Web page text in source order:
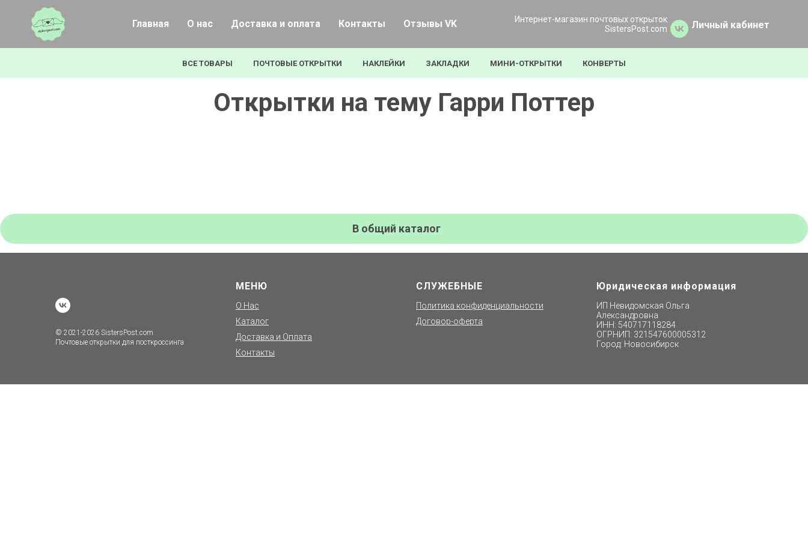
Главная О нас Доставка и оплата Контакты Отзывы VK
Интернет-магазин почтовых открыток
SistersPost.com
Личный кабинет
ВСЕ ТОВАРЫ ПОЧТОВЫЕ ОТКРЫТКИ НАКЛЕЙКИ ЗАКЛАДКИ МИНИ-ОТКРЫТКИ КОНВЕРТЫ
Открытки на тему Гарри Поттер
В общий каталог
© 2021-2026 SistersPost.com
Почтовые открытки для посткроссинга
МЕНЮ
О Нас
Каталог
Доставка и Оплата
Контакты
СЛУЖЕБНЫЕ
Политика конфиденциальности
Договор-оферта
Юридическая информация
ИП Невидомская Ольга
Александровна
ИНН: 540717118284
ОГРНИП: 321547600005312
Город: Новосибирск